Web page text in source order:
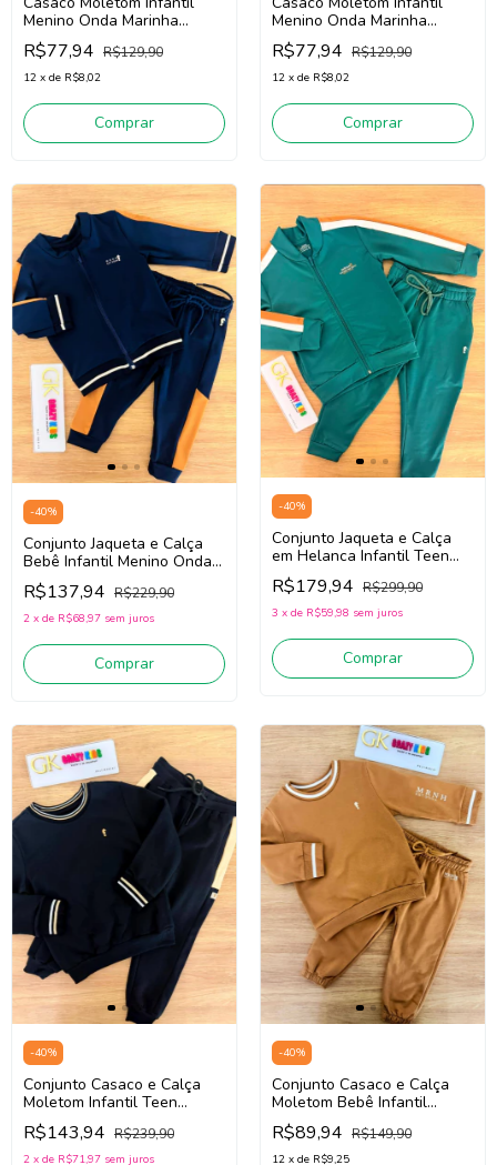
Menino Onda Marinha
1261047 (Azul)
R$77,94 R$129,90
12 x de R$8,02
Comprar
Menino Onda Marinha
1261047 (Verde)
R$77,94 R$129,90
12 x de R$8,02
Comprar
-40%
Conjunto Jaqueta e Calça
Bebê Infantil Menino Onda
Marinha 1261032 (Marinho)
R$137,94 R$229,90
2 x de R$68,97 sem juros
Comprar
-40%
Conjunto Jaqueta e Calça
em Helanca Infantil Teen
Menino Onda Marinha
1261137 (Verde)
R$179,94 R$299,90
3 x de R$59,98 sem juros
Comprar
-40%
Conjunto Casaco e Calça
Moletom Infantil Teen
Menino Onda Marinha
1261131 (Preto)
R$143,94 R$239,90
2 x de R$71,97 sem juros
-40%
Conjunto Casaco e Calça
Moletom Bebê Infantil
Menino Onda Marinha
1261024 (Bege Escuro)
R$89,94 R$149,90
12 x de R$9,25